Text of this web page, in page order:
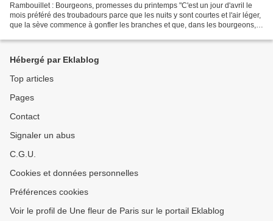
Rambouillet : Bourgeons, promesses du printemps "C'est un jour d'avril le
mois préféré des troubadours parce que les nuits y sont courtes et l'air léger,
que la sève commence à gonfler les branches et que, dans les bourgeons,
Hébergé par Eklablog
Top articles
Pages
Contact
Signaler un abus
C.G.U.
Cookies et données personnelles
Préférences cookies
Voir le profil de Une fleur de Paris sur le portail Eklablog